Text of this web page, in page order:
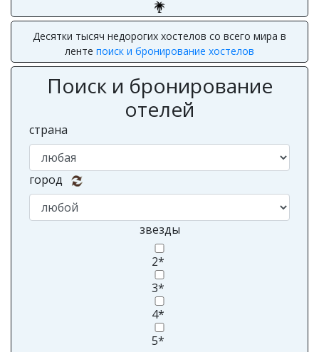
Десятки тысяч недорогих хостелов со всего мира в
ленте поиск и бронирование хостелов
Поиск и бронирование
отелей
страна
город
звезды
2*
3*
4*
5*